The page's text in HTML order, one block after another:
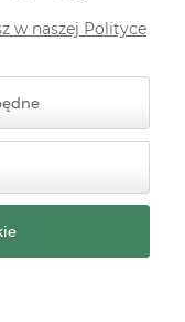
Shoper
w naszej Polityce